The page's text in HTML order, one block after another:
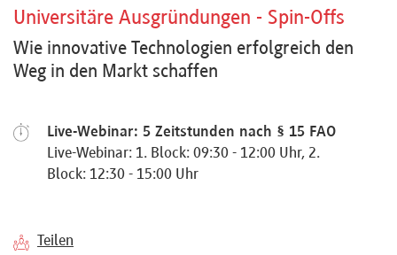
Learnings
Universitäre Ausgründungen - Spin-Offs
Wie innovative Technologien erfolgreich den
Weg in den Markt schaffen
Live-Webinar: 5 Zeitstunden nach § 15 FAO
Live-Webinar: 1. Block: 09:30 - 12:00 Uhr, 2.
Block: 12:30 - 15:00 Uhr
Teilen